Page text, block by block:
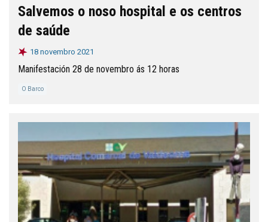
Salvemos o noso hospital e os centros
de saúde
18 novembro 2021
Manifestación 28 de novembro ás 12 horas
O Barco